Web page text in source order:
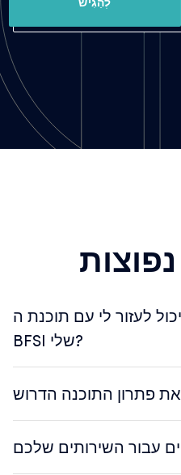
לְהַגִישׁ
לעזור לי עם תוכנת ה-
BFSI שלי?